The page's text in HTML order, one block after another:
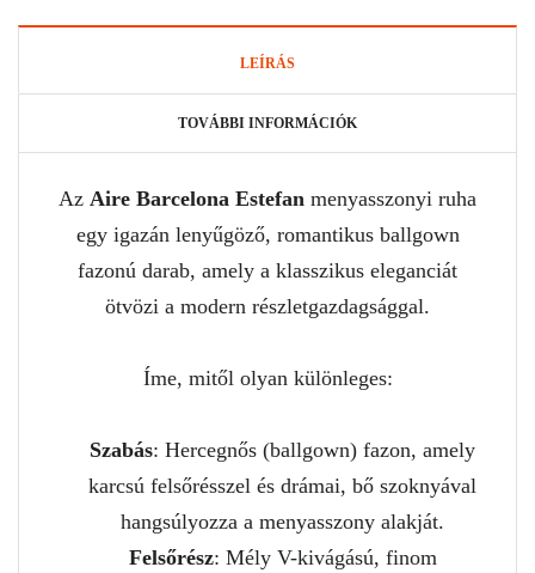
LEÍRÁS
TOVÁBBI INFORMÁCIÓK
Az Aire Barcelona Estefan menyasszonyi ruha
egy igazán lenyűgöző, romantikus ballgown
fazonú darab, amely a klasszikus eleganciát
ötvözi a modern részletgazdagsággal.
Íme, mitől olyan különleges:
Szabás: Hercegnős (ballgown) fazon, amely
karcsú felsőrésszel és drámai, bő szoknyával
hangsúlyozza a menyasszony alakját.
Felsőrész: Mély V-kivágású, finom